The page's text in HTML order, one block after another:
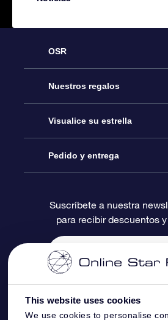
This website uses cookies
We use cookies to personalise
OSR
Atención
Contáctanos
Blog
Reseñas
Nuestros regalos
Regalo Estrella Online
Paquete de Regalo OSR
Tarjeta de Regalo OSR
Regalos empresariales
Visualice su estrella
Registro estelar
Página de Estrella
Un Millón de Estrellas
Pedido y entrega
Información de Pago
Información de Envío
Suscríbete a nuestra
para recibir descuentos